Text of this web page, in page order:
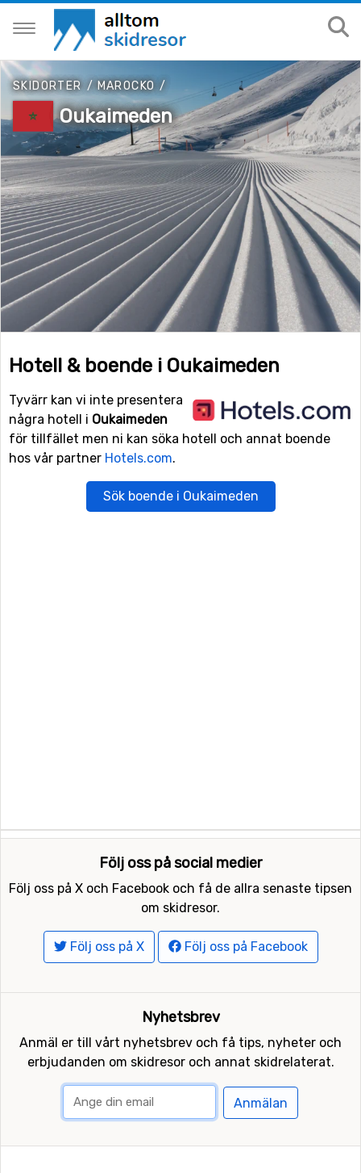
SKIDORTER /MAROCKO /
Oukaimeden
Hotell & boende i Oukaimeden
Tyvärr kan vi inte presentera
några hotell i Oukaimeden
för tillfället men ni kan söka hotell och annat boende
hos vår partner Hotels.com.
Sök boende i Oukaimeden
Följ oss på social medier
Följ oss på X och Facebook och få de allra senaste tipsen
om skidresor.
Följ oss på X Följ oss på Facebook
Nyhetsbrev
Anmäl er till vårt nyhetsbrev och få tips, nyheter och
erbjudanden om skidresor och annat skidrelaterat.
Anmälan